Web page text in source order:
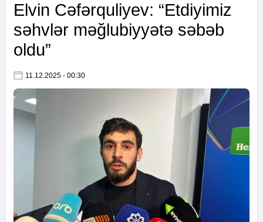
Elvin Cəfərquliyev: “Etdiyimiz
səhvlər məğlubiyyətə səbəb
oldu”
11.12.2025 - 00:30